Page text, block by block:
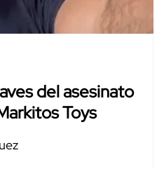
del asesinato
Toys